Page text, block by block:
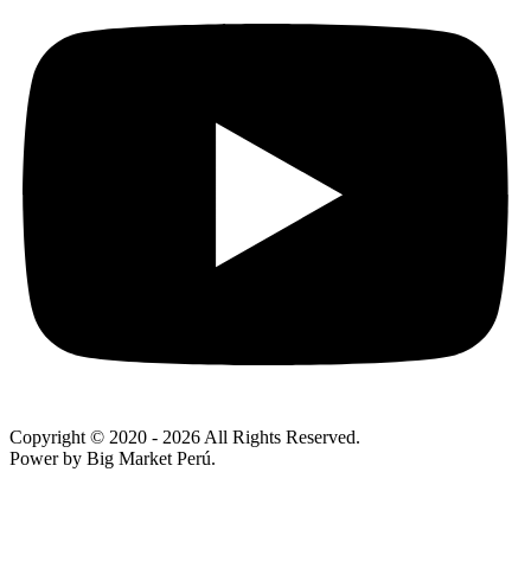
Copyright © 2020 - 2026 All Rights Reserved.
Power by Big Market Perú.